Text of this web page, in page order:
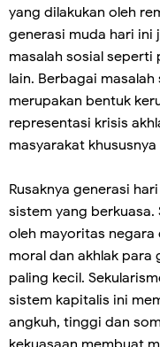
yang dilakukan oleh
generasi muda hari
masalah sosial seperti
lain. Berbagai
merupakan bentuk
representasi krisis
masyarakat
Rusaknya generasi
sistem yang
oleh mayoritas
moral dan akhlak para
paling kecil.
sistem kapitalis ini
angkuh, tinggi dan